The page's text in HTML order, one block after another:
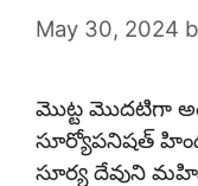
May 30, 2024
మొట్ట మొదటిగా
సూర్యోపనిషత్
సూర్య దేవుని